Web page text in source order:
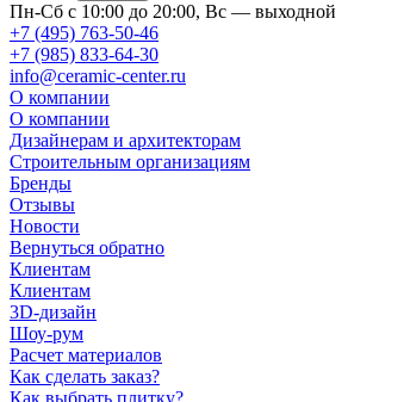
Пн-Сб с 10:00 до 20:00, Вс — выходной
+7 (495) 763-50-46
+7 (985) 833-64-30
info@ceramic-center.ru
О компании
О компании
Дизайнерам и архитекторам
Строительным организациям
Бренды
Отзывы
Новости
Вернуться обратно
Клиентам
Клиентам
3D-дизайн
Шоу-рум
Расчет материалов
Как сделать заказ?
Как выбрать плитку?